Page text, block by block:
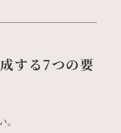
する7つの要